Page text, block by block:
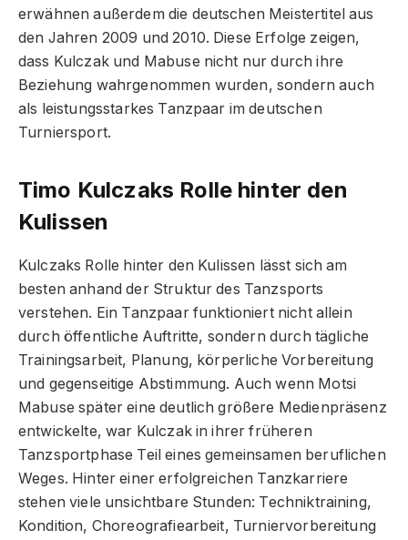
erwähnen außerdem die deutschen Meistertitel aus
den Jahren 2009 und 2010. Diese Erfolge zeigen,
dass Kulczak und Mabuse nicht nur durch ihre
Beziehung wahrgenommen wurden, sondern auch
als leistungsstarkes Tanzpaar im deutschen
Turniersport.
Timo Kulczaks Rolle hinter den
Kulissen
Kulczaks Rolle hinter den Kulissen lässt sich am
besten anhand der Struktur des Tanzsports
verstehen. Ein Tanzpaar funktioniert nicht allein
durch öffentliche Auftritte, sondern durch tägliche
Trainingsarbeit, Planung, körperliche Vorbereitung
und gegenseitige Abstimmung. Auch wenn Motsi
Mabuse später eine deutlich größere Medienpräsenz
entwickelte, war Kulczak in ihrer früheren
Tanzsportphase Teil eines gemeinsamen beruflichen
Weges. Hinter einer erfolgreichen Tanzkarriere
stehen viele unsichtbare Stunden: Techniktraining,
Kondition, Choreografiearbeit, Turniervorbereitung